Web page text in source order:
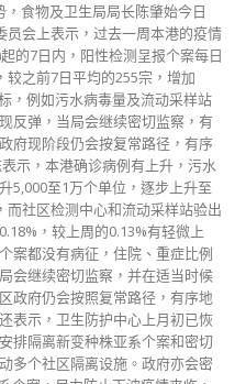
食物及卫生局局长陈肇始今日
员会上表示，过去一周本港的疫情
的7日内，阳性检测呈报个案每日
较之前7日平均的255宗，增加
，例如污水病毒量及流动采样站
反弹，当局会继续密切监察，有
府现阶段仍会按复常路径，有序
示，本港确诊病例有上升，污水
5,000至1万个单位，逐步上升至
而社区检测中心和流动采样站验出
，较上周的0.13%有轻微上
案都没有病征，住院、重症比例
会继续密切监察，并在适当时候
政府仍会按照复常路径，有序地
表示，卫生防护中心上月初已恢
排隔离新变种株亚系个案和密切
多个社区隔离设施。政府亦会密